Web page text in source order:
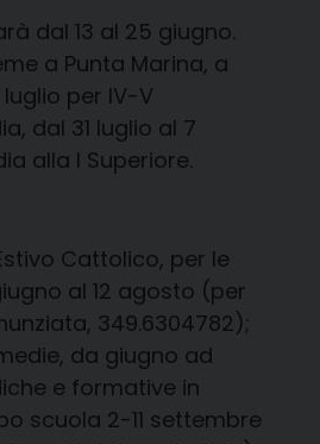
dal 13 al 25 giugno.
a Punta Marina, a
per IV-V
dal 31 luglio al 7
alla I Superiore.
Cattolico, per le
al 12 agosto (per
349.6304782);
da giugno ad
e formative in
scuola 2-11 settembre